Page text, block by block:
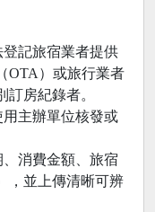
記旅宿業者提供
OTA）或旅行業者
房紀錄者。
主辦單位核發或
消費金額、旅宿
，並上傳清晰可辨